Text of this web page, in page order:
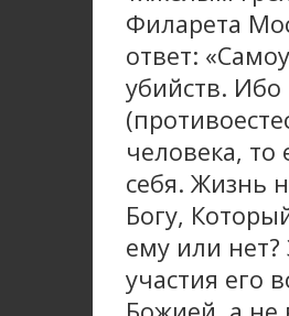
Филарета
ответ:
убийств.
человека,
себя. Жизнь
Богу,
ему или
участия его